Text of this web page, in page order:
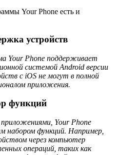
Your Phone есть и
устройств
Your Phone поддерживает
системой Android версии
с iOS не могут в полной
приложения.
функций
Your Phone
набором функций. Например,
через компьютер
операций, таких как